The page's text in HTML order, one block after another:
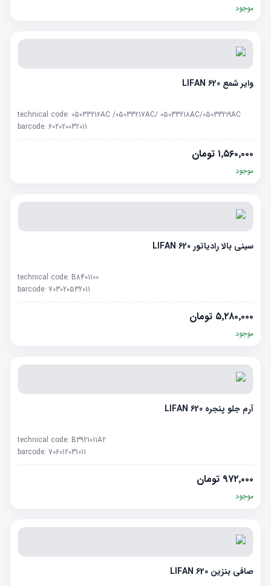
موجود
وایر شمع LIFAN 620
technical code: 05033216AC /05033217AC/ 05033218AC/05033219AC
barcode: 602020032011
۱٬۵۶۰٬۰۰۰ تومان
موجود
سینی بالا رادیاتور LIFAN 620
technical code: B8401100
barcode: 703020532011
۵٬۲۸۰٬۰۰۰ تومان
موجود
آرم جلو پنجره LIFAN 620
technical code: B3921011A2
barcode: 706012031011
۹۷۲٬۰۰۰ تومان
موجود
صافی بنزین LIFAN 620